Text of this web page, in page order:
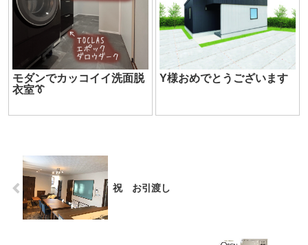
モダンでカッコイイ洗面脱
衣室👔
Y様おめでとうございます
祝 お引渡し